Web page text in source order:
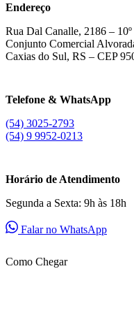
Endereço
Rua Dal Canalle, 2186 –
Conjunto Comercial
Caxias do Sul, RS – CEP
Telefone & WhatsApp
(54) 3025-2793
(54) 9 9952-0213
Horário de Atendimento
Segunda a Sexta: 9h às 18h
Falar no WhatsApp
Como Chegar